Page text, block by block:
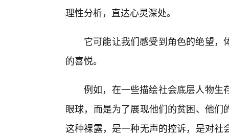
理性分析，直达心灵深处。
它可能让我们感受到角色的绝望
的喜悦。
例如，在一些描绘社会底层人物生
眼球，而是为了展现他们的贫困、他
这种裸露，是一种无声的控诉，是对